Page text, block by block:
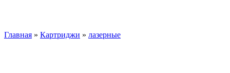
Главная » Картриджи » лазерные